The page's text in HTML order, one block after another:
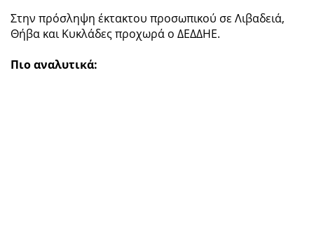
Στην πρόσληψη έκτακτου προσωπικού σε Λιβαδειά,
Θήβα και Κυκλάδες προχωρά ο ΔΕΔΔΗΕ.
Πιο αναλυτικά: